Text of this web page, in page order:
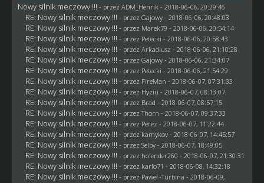
Nowy silnik meczowy !!! - przez ADM_Henrik - 2018-06-06, 20:29:46
RE: Nowy silnik meczowy !!! - przez Gajowy- 2018-06-06, 20:48:03
RE: Nowy silnik meczowy !!! - przez Marek79 - 2018-06-06, 20:54:14
RE: Nowy silnik meczowy !!! - przez Petecki - 2018-06-06, 20:58:43
RE: Nowy silnik meczowy !!! - przez Arkadiusz - 2018-06-06, 21:10:28
RE: Nowy silnik meczowy !!! - przez Gajowy- 2018-06-06, 21:34:07
RE: Nowy silnik meczowy !!! - przez Petecki - 2018-06-06, 21:54:29
RE: Nowy silnik meczowy !!! - przez FireMan - 2018-06-07, 07:31:33
RE: Nowy silnik meczowy !!! - przez Hyziu - 2018-06-07, 08:13:07
RE: Nowy silnik meczowy !!! - przez Brad - 2018-06-07, 08:57:15
RE: Nowy silnik meczowy !!! - przezThorn - 2018-06-07, 09:37:33
RE: Nowy silnik meczowy !!! - przez Perez - 2018-06-07, 11:22:44
RE: Nowy silnik meczowy !!! - przez kamykov- 2018-06-07, 14:45:57
RE: Nowy silnik meczowy !!! - przez Selby- 2018-06-07, 18:49:05
RE: Nowy silnik meczowy !!! - przez holender260 - 2018-06-07, 21:30:31
RE: Nowy silnik meczowy !!! - przez karlo71 - 2018-06-08, 14:32:18
RE: Nowy silnik meczowy !!! - przez Paweł -Turbina - 2018-06-09,